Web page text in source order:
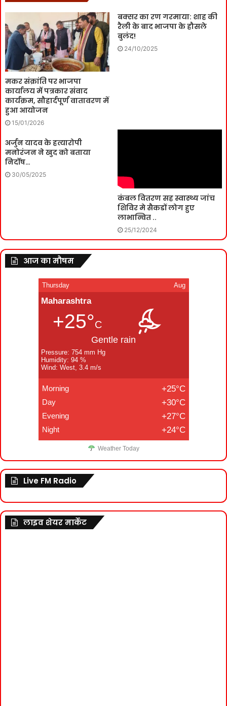
मकर संक्रांति पर भाजपा
कार्यालय में पत्रकार संवाद
कार्यक्रम, सौहार्दपूर्ण वातावरण में
हुआ आयोजन
15/01/2026
बक्सर का रण गरमाया: शाह की
रैली के बाद भाजपा के हौसले
बुलंद!
24/10/2025
अर्जुन यादव के हत्यारोपी
मनोरंजन ने खुद को बताया
निर्दोष…
30/05/2025
कंबल वितरण सह स्वास्थ्य जांच
शिविर मे सैकडों लोग हुए
लाभान्वित ..
25/12/2024
आज का मौषम
Thursday Aug
Maharashtra
+25°C
Gentle rain
Pressure: 754 mm Hg
Humidity: 94 %
Wind: West, 3.4 m/s
Morning +25°C
Day +30°C
Evening +27°C
Night +24°C
Weather Today
Live FM Radio
लाइव शेयर मार्केट